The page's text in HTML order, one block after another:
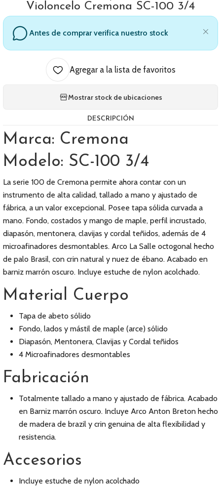
Violoncelo Cremona SC-100 3/4
Antes de comprar verifica nuestro stock
Agregar a la lista de favoritos
Mostrar stock de ubicaciones
DESCRIPCIÓN
Marca: Cremona
Modelo: SC-100 3/4
La serie 100 de Cremona permite ahora contar con un
instrumento de alta calidad, tallado a mano y ajustado de
fábrica, a un valor excepcional. Posee tapa sólida curvada a
mano. Fondo, costados y mango de maple, perfil incrustado,
diapasón, mentonera, clavijas y cordal teñidos, además de 4
microafinadores desmontables. Arco La Salle octogonal hecho
de palo Brasil, con crin natural y nuez de ébano. Acabado en
barniz marrón oscuro. Incluye estuche de nylon acolchado.
Material Cuerpo
Tapa de abeto sólido
Fondo, lados y mástil de maple (arce) sólido
Diapasón, Mentonera, Clavijas y Cordal teñidos
4 Microafinadores desmontables
Fabricación
Totalmente tallado a mano y ajustado de fábrica. Acabado
en Barniz marrón oscuro. Incluye Arco Anton Breton hecho
de madera de brazil y crin genuina de alta flexibilidad y
resistencia.
Accesorios
Incluye estuche de nylon acolchado